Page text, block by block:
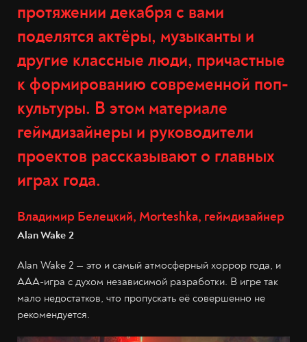
протяжении декабря с вами
поделятся актёры, музыканты и
другие классные люди, причастные
к формированию современной поп-
культуры. В этом материале
геймдизайнеры и руководители
проектов рассказывают о главных
играх года.
Владимир Белецкий, Morteshka, геймдизайнер
Alan Wake 2
Alan Wake 2 — это и самый атмосферный хоррор года, и
ААА-игра с духом независимой разработки. В игре так
мало недостатков, что пропускать её совершенно не
рекомендуется.